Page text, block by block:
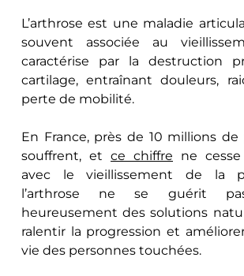
L’arthrose est une maladie
souvent associée au
caractérise par la destruction
cartilage, entraînant douleurs,
perte de mobilité.
En France, près de 10 millions de
souffrent, et ce chiffre ne cesse
avec le vieillissement de la
l’arthrose ne se guérit
heureusement des solutions
ralentir la progression et
vie des personnes touchées.